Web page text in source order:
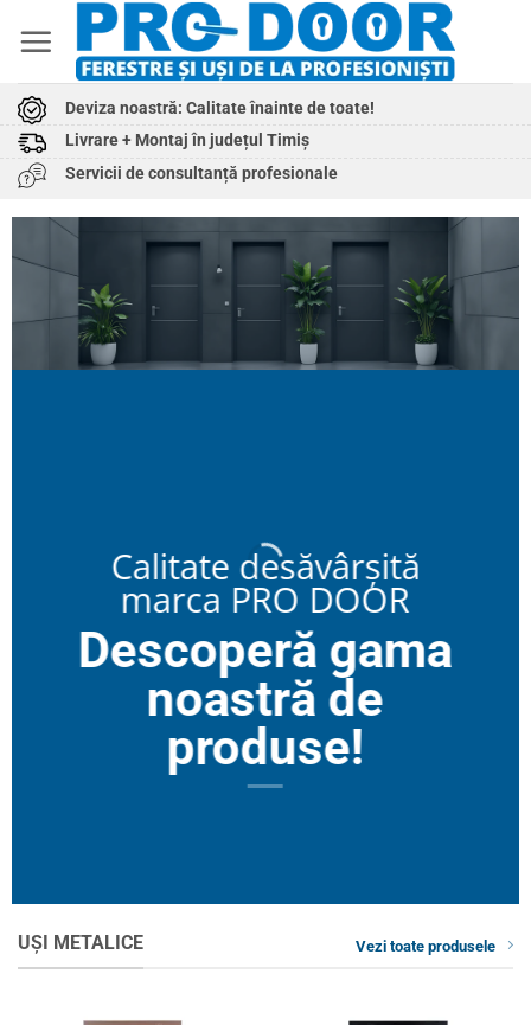
Deviza noastră: Calitate înainte de toate!
Livrare + Montaj în județul Timiș
Servicii de consultanță profesionale
Calitate desăvârșită
marca PRO DOOR
Descoperă gama
noastră de
produse!
UȘI METALICE Vezi toate produsele